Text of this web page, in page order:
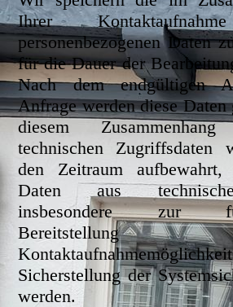
Ihrer
personenbezogenen Daten
für die Dauer der
Nach dem endgültigen
Anfrage werden diese
diesem Zusammenhang
technischen Zugriffsdaten
den Zeitraum
Daten aus
insbesondere zur
Sicherstellung der
werden.